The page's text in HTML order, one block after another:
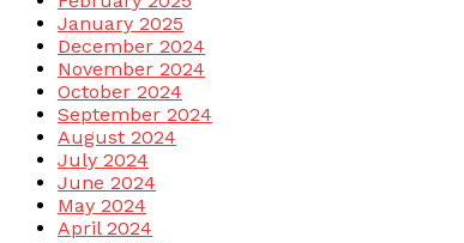
January 2025
December 2024
November 2024
October 2024
September 2024
August 2024
July 2024
June 2024
May 2024
April 2024